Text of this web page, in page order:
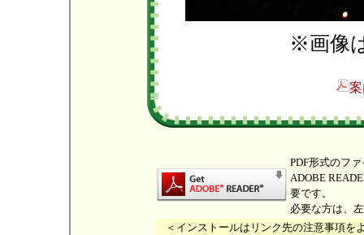
※画像
PDF形式のフ
ADOBE
要です。
必要な方は、
＜インストールはリンク先の注意事項を